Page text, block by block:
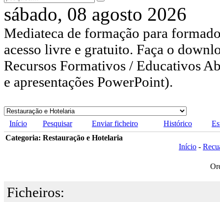
sábado, 08 agosto 2026
Mediateca de formação para
acesso livre e gratuito. Faça o
Recursos Formativos / Educativos
e apresentações PowerPoint).
Início Pesquisar Enviar ficheiro Histórico
Categoria: Restauração e Hotelaria
Início -
Ficheiros: